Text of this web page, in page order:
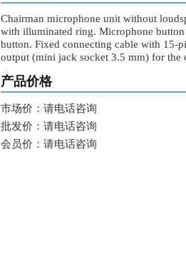
Chairman microphone unit without
with illuminated ring. Microphone
button. Fixed connecting cable with 15-
output (mini jack socket 3.5 mm) for the
产品价格
市场价：请电话咨询
批发价：请电话咨询
会员价：请电话咨询